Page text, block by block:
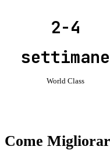
2-4
settimane
World Class
Come